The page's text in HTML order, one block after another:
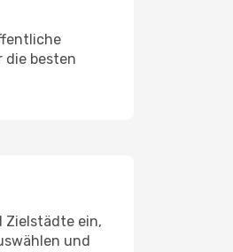
die besten
Zielstädte ein,
und